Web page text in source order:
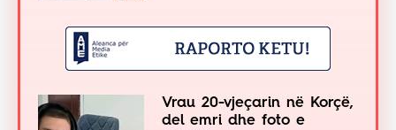
Vrau 20-vjeçarin në Korçë,
del emri dhe foto e